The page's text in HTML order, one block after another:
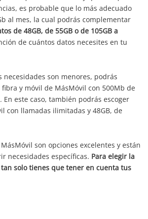
es probable que lo más adecuado
al mes, la cual podrás complementar
de 48GB, de 55GB o de 105GB a
de cuántos datos necesites en tu
necesidades son menores, podrás
y móvil de MásMóvil con 500Mb de
En este caso, también podrás escoger
con llamadas ilimitadas y 48GB, de
son opciones excelentes y están
necesidades específicas. Para elegir la
solo tienes que tener en cuenta tus